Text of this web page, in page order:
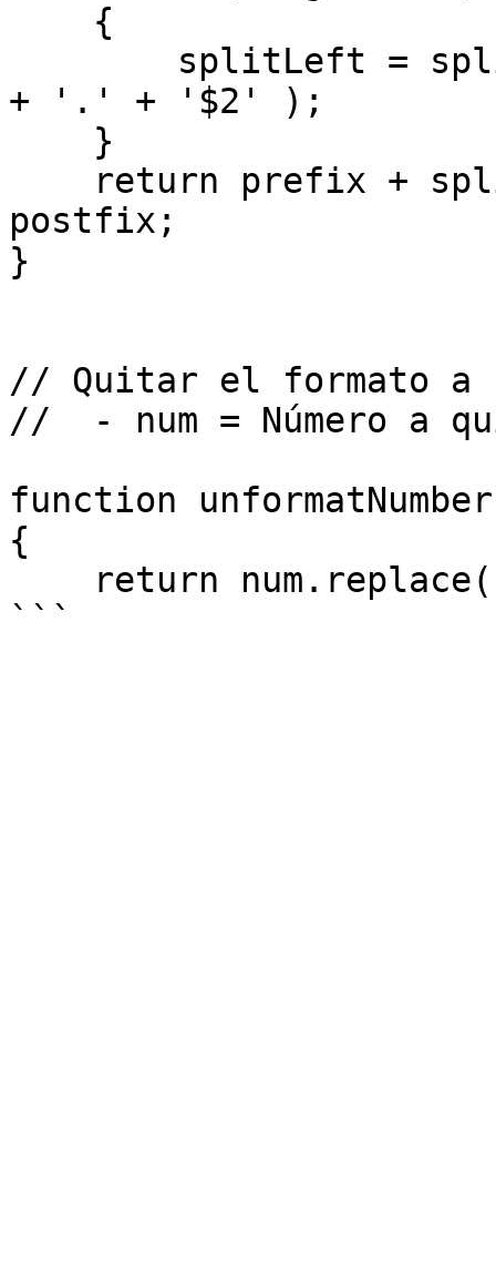
+ '.' + '$2' );
postfix;
}
// Quitar el formato a
//  - num = Número a
function
{